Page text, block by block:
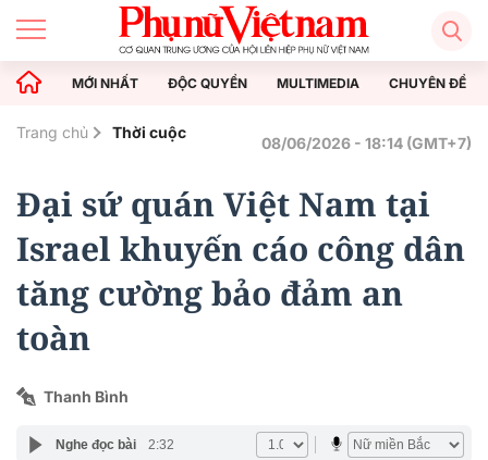
MỚI NHẤT ĐỘC QUYỀN MULTIMEDIA CHUYÊN ĐỀ
Trang chủ Thời cuộc
08/06/2026 - 18:14 (GMT+7)
Đại sứ quán Việt Nam tại
Israel khuyến cáo công dân
tăng cường bảo đảm an
toàn
Thanh Bình
Nghe đọc bài 2:32